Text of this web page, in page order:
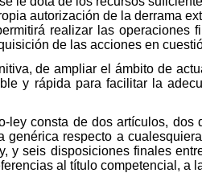
autorización de la derrama
realizar las operaciones
de las acciones en
de ampliar el ámbito de
y rápida para facilitar la
ley consta de dos artículos,
genérica respecto a
y seis disposiciones finales
al título competencial, a